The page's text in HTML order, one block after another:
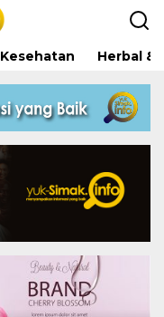
Kesehatan Herbal &